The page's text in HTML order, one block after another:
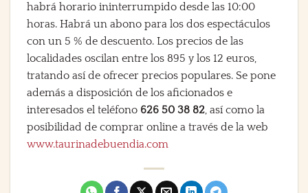
habrá horario ininterrumpido desde las 10:00
horas. Habrá un abono para los dos espectáculos
con un 5 % de descuento. Los precios de las
localidades oscilan entre los 895 y los 12 euros,
tratando así de ofrecer precios populares. Se pone
además a disposición de los aficionados e
interesados el teléfono 626 50 38 82, así como la
posibilidad de comprar online a través de la web
www.taurinadebuendia.com